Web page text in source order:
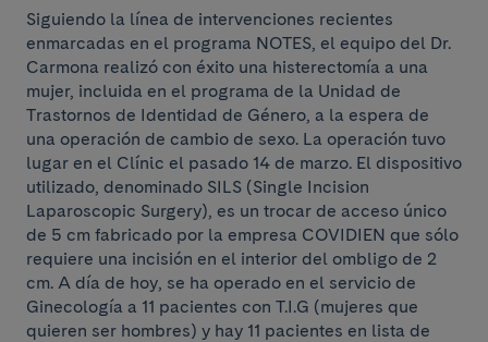
Siguiendo la línea de intervenciones recientes
enmarcadas en el programa NOTES, el equipo del Dr.
Carmona realizó con éxito una histerectomía a una
mujer, incluida en el programa de la Unidad de
Trastornos de Identidad de Género, a la espera de
una operación de cambio de sexo. La operación tuvo
lugar en el Clínic el pasado 14 de marzo. El dispositivo
utilizado, denominado SILS (Single Incision
Laparoscopic Surgery), es un trocar de acceso único
de 5 cm fabricado por la empresa COVIDIEN que sólo
requiere una incisión en el interior del ombligo de 2
cm. A día de hoy, se ha operado en el servicio de
Ginecología a 11 pacientes con T.I.G (mujeres que
quieren ser hombres) y hay 11 pacientes en lista de